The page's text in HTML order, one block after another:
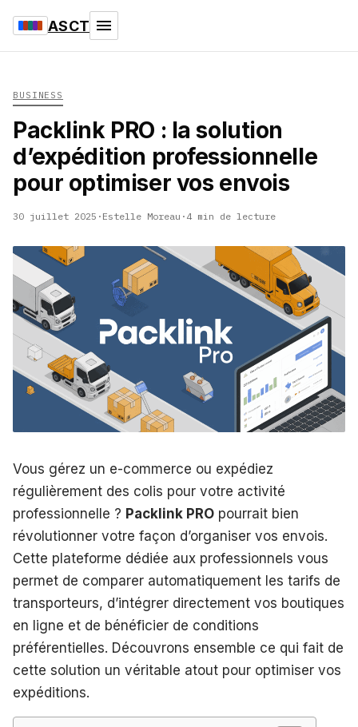
ASCT
BUSINESS
Packlink PRO : la solution
d’expédition professionnelle
pour optimiser vos envois
30 juillet 2025 · Estelle Moreau · 4 min de lecture
Vous gérez un e-commerce ou expédiez
régulièrement des colis pour votre activité
professionnelle ? Packlink PRO pourrait bien
révolutionner votre façon d’organiser vos envois.
Cette plateforme dédiée aux professionnels vous
permet de comparer automatiquement les tarifs de
transporteurs, d’intégrer directement vos boutiques
en ligne et de bénéficier de conditions
préférentielles. Découvrons ensemble ce qui fait de
cette solution un véritable atout pour optimiser vos
expéditions.